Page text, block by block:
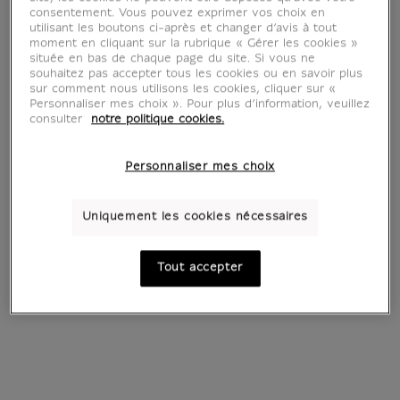
venus des Caraïbes, ainsi avec la famille
Dumas - le général, lui aussi fils d'une esclave,
et le jeune écrivain Alexandre Dumas. Comme
nombre de ses contemporains il dut, pour
obtenir des commandes, s'adapter à la rapide
jusqu'à l'aube de la monarchie de Juillet.
parcours romanesque et singulier, mais aussi
consentement. Vous pouvez exprimer vos choix en
utilisant les boutons ci-après et changer d’avis à tout
moment en cliquant sur la rubrique « Gérer les cookies »
située en bas de chaque page du site. Si vous ne
souhaitez pas accepter tous les cookies ou en savoir plus
sur comment nous utilisons les cookies, cliquer sur «
Personnaliser mes choix ». Pour plus d’information, veuillez
consulter
notre politique cookies.
Personnaliser mes choix
Uniquement les cookies nécessaires
Tout accepter